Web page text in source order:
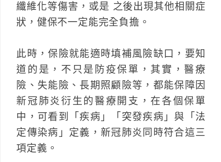
纖維化等傷害，或是 之後出現其他相關症
狀，健保不一定能完全負擔。
此時，保險就能適時填補風險缺口，要知
道的是，不只是防疫保單，其實，醫療
險、失能險、長期照顧險等，都能保障因
新冠肺炎衍生的醫療開支，在各個保單
中，可看到「疾病」「突發疾病」與「法
定傳染病」定義，新冠肺炎同時符合這三
項定義。